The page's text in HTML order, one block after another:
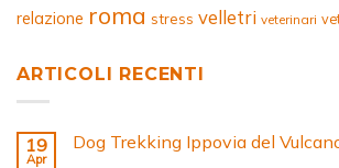
relazione roma stress velletri veterinari
ARTICOLI RECENTI
19
Apr
Dog Trekking Ippovia del